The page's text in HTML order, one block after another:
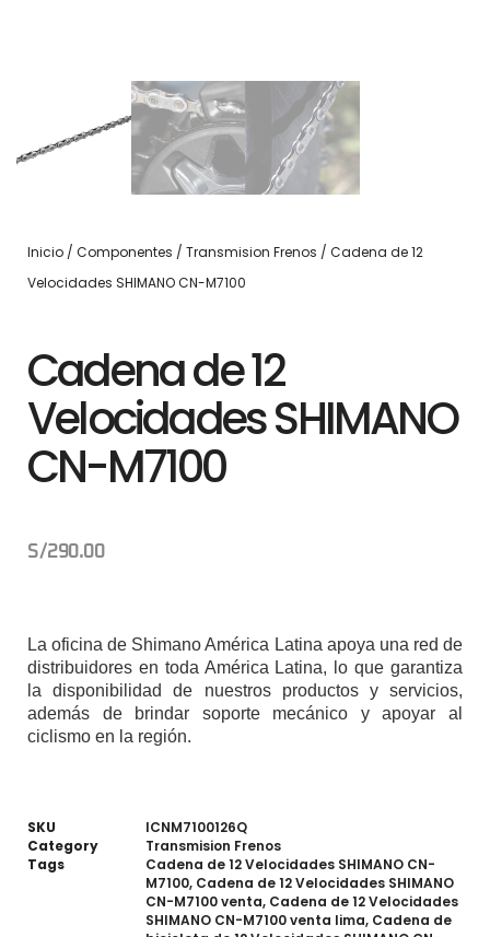
Inicio / Componentes / Transmision Frenos / Cadena de 12
Velocidades SHIMANO CN-M7100
Cadena de 12
Velocidades SHIMANO
CN-M7100
S/290.00
La oficina de Shimano América Latina apoya una red de
distribuidores en toda América Latina, lo que garantiza
la disponibilidad de nuestros productos y servicios,
además de brindar soporte mecánico y apoyar al
ciclismo en la región.
SKU
ICNM7100126Q
Category
Transmision Frenos
Tags
Cadena de 12 Velocidades SHIMANO CN-
M7100, Cadena de 12 Velocidades SHIMANO
CN-M7100 venta, Cadena de 12 Velocidades
SHIMANO CN-M7100 venta lima, Cadena de